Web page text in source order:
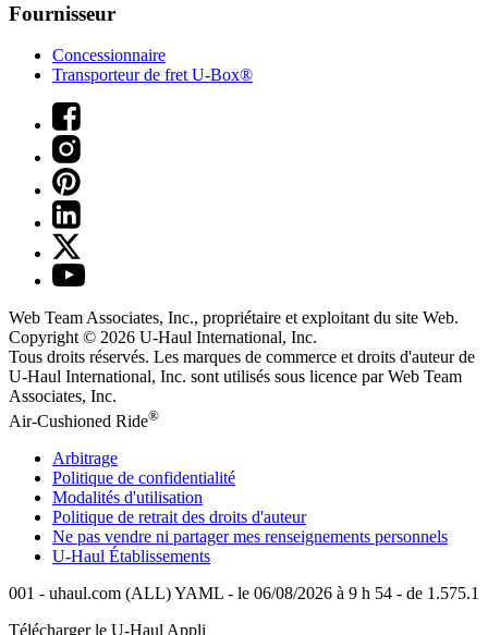
Fournisseur
Concessionnaire
Transporteur de fret U-Box®
Web Team Associates, Inc., propriétaire et exploitant du site Web.
Copyright © 2026 U-Haul International, Inc.
Tous droits réservés. Les marques de commerce et droits d'auteur de
U-Haul International, Inc. sont utilisés sous licence par Web Team
Associates, Inc.
Air-Cushioned Ride®
Arbitrage
Politique de confidentialité
Modalités d'utilisation
Politique de retrait des droits d'auteur
Ne pas vendre ni partager mes renseignements personnels
U-Haul Établissements
001 - uhaul.com (ALL) YAML - le 06/08/2026 à 9 h 54 - de 1.575.1
Télécharger le U-Haul Appli